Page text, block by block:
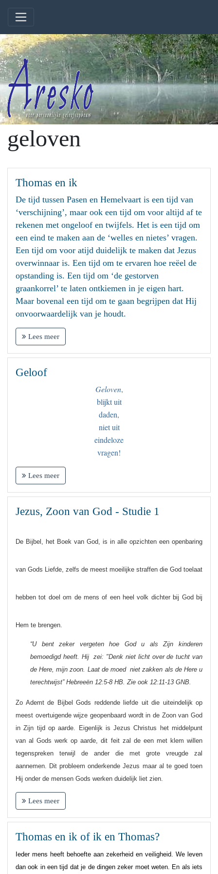
geloven
Thomas en ik
De tijd tussen Pasen en Hemelvaart is een tijd van
‘verschijning’, maar ook een tijd om voor altijd af te
rekenen met ongeloof en twijfels. Het is een tijd om
een eind te maken aan de ‘welles en nietes’ vragen.
Een tijd om voor atijd duidelijk te maken dat Jezus
overwinnaar is. Een tijd om te ervaren hoe reëel de
opstanding is. Een tijd om ‘de gestorven
graankorrel’ te laten ontkiemen in je eigen hart.
Maar bovenal een tijd om te gaan begrijpen dat Hij
onvoorwaardelijk van je houdt.
Lees meer
Geloof
Geloven,
blijkt uit
daden,
niet uit
eindeloze
vragen!
Lees meer
Jezus, Zoon van God - Studie 1
De Bijbel, het Boek van God, is in alle opzichten een openbaring
van Gods Liefde, zelfs de meest moeilijke straffen die God toelaat
hebben tot doel om de mens of een heel volk dichter bij God bij
Hem te brengen.
“U bent zeker vergeten hoe God u als Zijn kinderen
bemoedigd heeft. Hij zei: "Denk niet licht over de tucht van
de Here, mijn zoon. Laat de moed niet zakken als de Here u
terechtwijst” Hebreeën 12:5-8 HB. Zie ook 12:11-13 GNB.
Zo Ademt de Bijbel Gods reddende liefde uit die uiteindelijk op
meest overtuigende wijze geopenbaard wordt in de Zoon van God
in Zijn tijd op aarde. Eigenlijk is Jezus Christus het middelpunt
van al Gods werk op aarde, dit feit zal de een met klem willen
tegenspreken terwijl de ander die met grote vreugde zal
aannemen. Dit probleem onderkende Jezus maar al te goed toen
Hij onder de mensen Gods werken duidelijk liet zien.
Lees meer
Thomas en ik of ik en Thomas?
Ieder mens heeft behoefte aan zekerheid en veiligheid. We leven
dan ook in een tijd dat je de dingen zeker moet weten. En als iets